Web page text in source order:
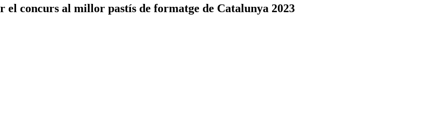
el concurs al millor pastís de formatge de Catalunya 2023